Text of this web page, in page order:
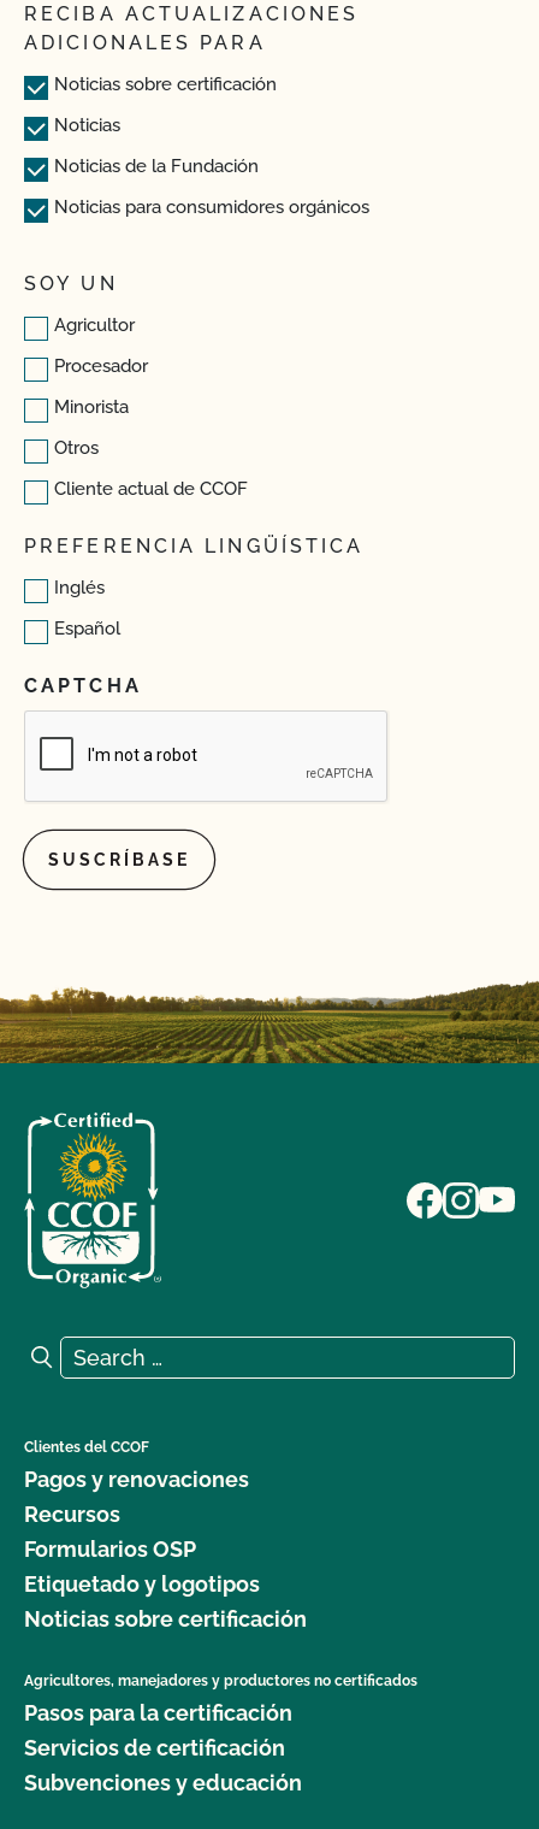
RECIBA ACTUALIZACIONES
ADICIONALES PARA
Noticias sobre certificación
Noticias
Noticias de la Fundación
Noticias para consumidores orgánicos
SOY UN
Agricultor
Procesador
Minorista
Otros
Cliente actual de CCOF
PREFERENCIA LINGÜÍSTICA
Inglés
Español
CAPTCHA
Search for:
Search
Clientes del CCOF
Pagos y renovaciones
Recursos
Formularios OSP
Etiquetado y logotipos
Noticias sobre certificación
Agricultores, manejadores y productores no certificados
Pasos para la certificación
Servicios de certificación
Subvenciones y educación